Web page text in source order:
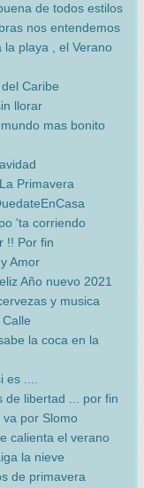
de todos estilos
nos entendemos
la playa , el Verano
Caribe
llorar
mas bonito
Primavera
'ta corriendo
!! Por fin
Amor
Año nuevo 2021
y musica
la coca en la
....
de libertad ... por fin
por Slomo
calienta el verano
la nieve
de primavera